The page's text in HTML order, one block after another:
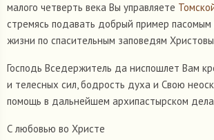
малого четверть века Вы управляете
стремясь подавать добрый пример пасомым
жизни по спасительным заповедям
Господь Вседержитель да ниспошлет Вам
и телесных сил, бодрость духа и Свою
помощь в дальнейшем архипастырском
С любовью во Христе